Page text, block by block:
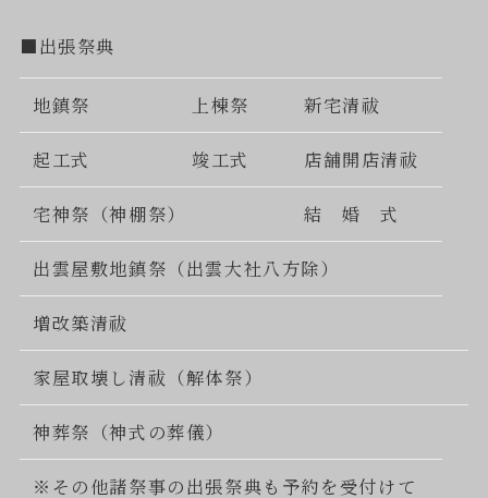
■出張祭典
地鎮祭 上棟祭 新宅清祓
起工式 竣工式 店舗開店清祓
宅神祭（神棚祭） 結 婚 式
出雲屋敷地鎮祭（出雲大社八方除）
増改築清祓
家屋取壊し清祓（解体祭）
神葬祭（神式の葬儀）
※その他諸祭事の出張祭典も予約を受付けて